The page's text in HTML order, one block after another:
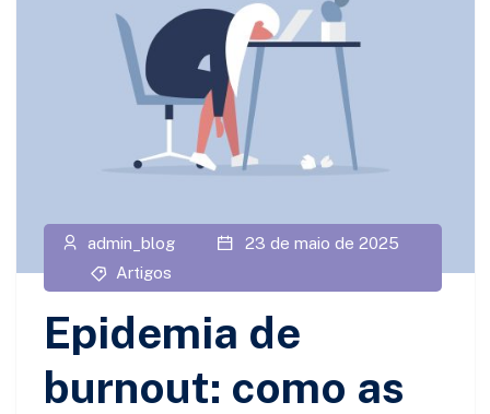
admin_blog
23 de maio de 2025
Artigos
Epidemia de
burnout: como as